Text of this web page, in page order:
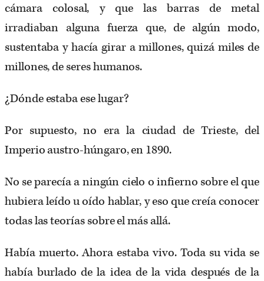
cámara colosal, y que las barras de metal
irradiaban alguna fuerza que, de algún modo,
sustentaba y hacía girar a millones, quizá miles de
millones, de seres humanos.
¿Dónde estaba ese lugar?
Por supuesto, no era la ciudad de Trieste, del
Imperio austro-húngaro, en 1890.
No se parecía a ningún cielo o infierno sobre el que
hubiera leído u oído hablar, y eso que creía conocer
todas las teorías sobre el más allá.
Había muerto. Ahora estaba vivo. Toda su vida se
había burlado de la idea de la vida después de la